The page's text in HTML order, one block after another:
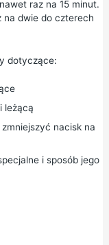
raz na 15 minut.
na dwie do czterech
dotyczące:
leżącą
nacisk na
i sposób jego